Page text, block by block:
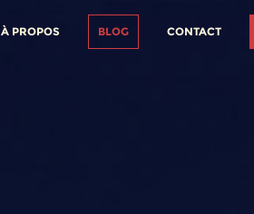
À PROPOS BLOG CONTACT